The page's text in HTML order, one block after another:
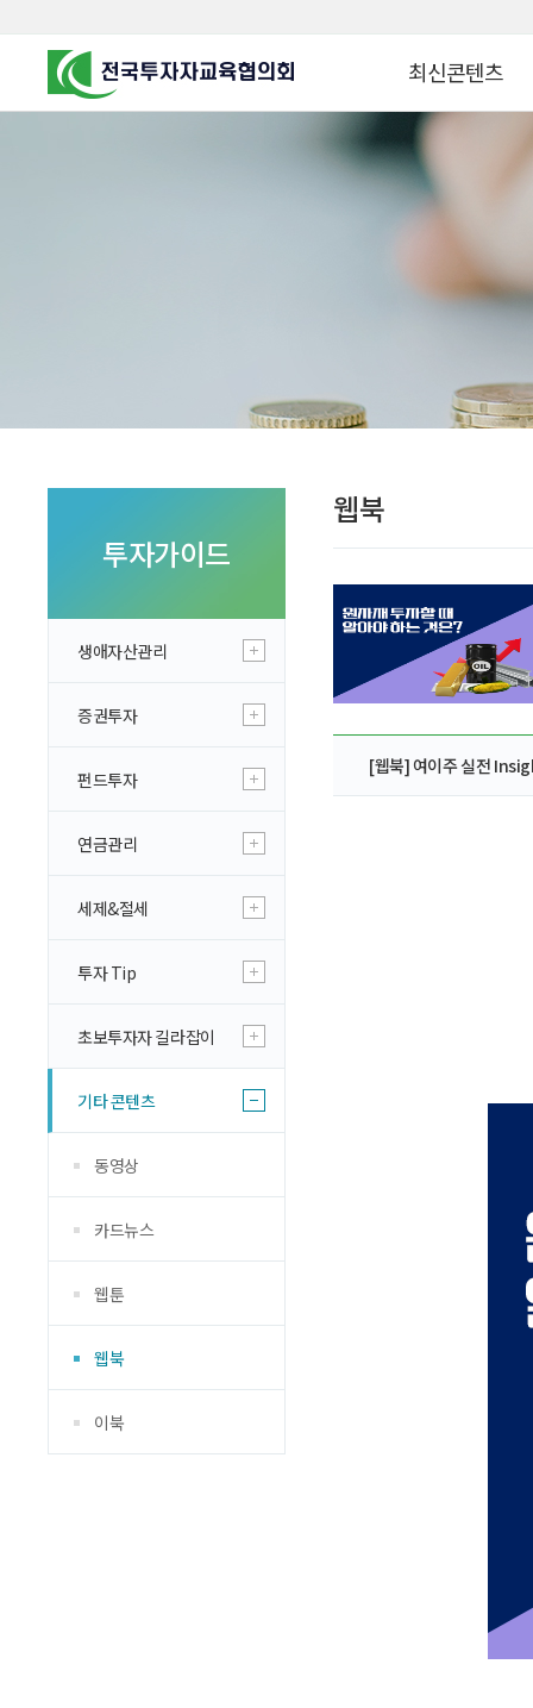
최신콘텐츠
찾아가는 군장병 금
찾아가는 연금ᆞ자
군장병 금융투자 아
자립준비청년을 위한
실전투자 Insight
투자가이드
생애자산관리
증권투자
펀드투자
연금관리
세제&절세
투자 Tip
초보투자자 길라잡이
기타 콘텐츠
동영상
카드뉴스
웹툰
웹북
이북
웹북
[웹북] 여이주 실전